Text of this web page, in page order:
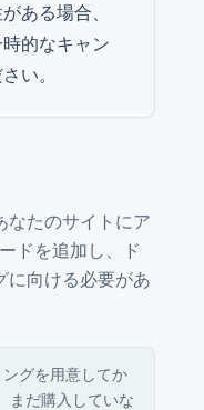
ある場合、
的なキャン
い。
なたのサイトにア
ドを追加し、ド
に向ける必要があ
グを用意してか
まだ購入していな